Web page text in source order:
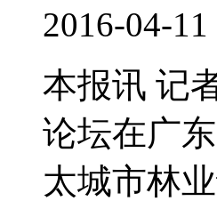
2016-04-
本报讯 记
论坛在广
太城市林